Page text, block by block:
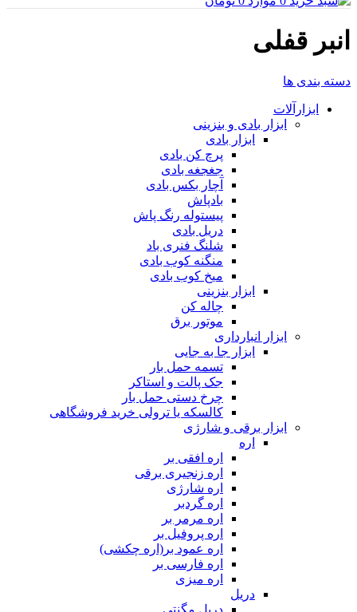
انبر قفلی
دسته بندی ها
ابزارآلات
ابزار بادی و بنزینی
ابزار بادی
پرچ کن بادی
جغجغه بادی
آچار بکس بادی
بادپاش
پیستوله رنگ پاش
دریل بادی
شلنگ فنری باد
منگنه کوب بادی
میخ کوب بادی
ابزار بنزینی
چاله کن
موتور برق
ابزار انبارداری
ابزار جا به جایی
تسمه حمل بار
جک پالت و استاکر
چرخ دستی حمل بار
کالسکه یا ترولی خرید فروشگاهی
ابزار برقی و شارژی
اره
اره افقی بر
اره زنجیری برقی
اره شارژی
اره گردبر
اره مرمر بر
اره پروفیل بر
اره عمود بر(اره چکشی)
اره فارسی بر
اره میزی
دریل
دریل مگنتی